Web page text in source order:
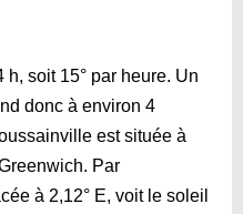
h, soit 15° par heure. Un
donc à environ 4
est située à
Par
à 2,12° E, voit le soleil